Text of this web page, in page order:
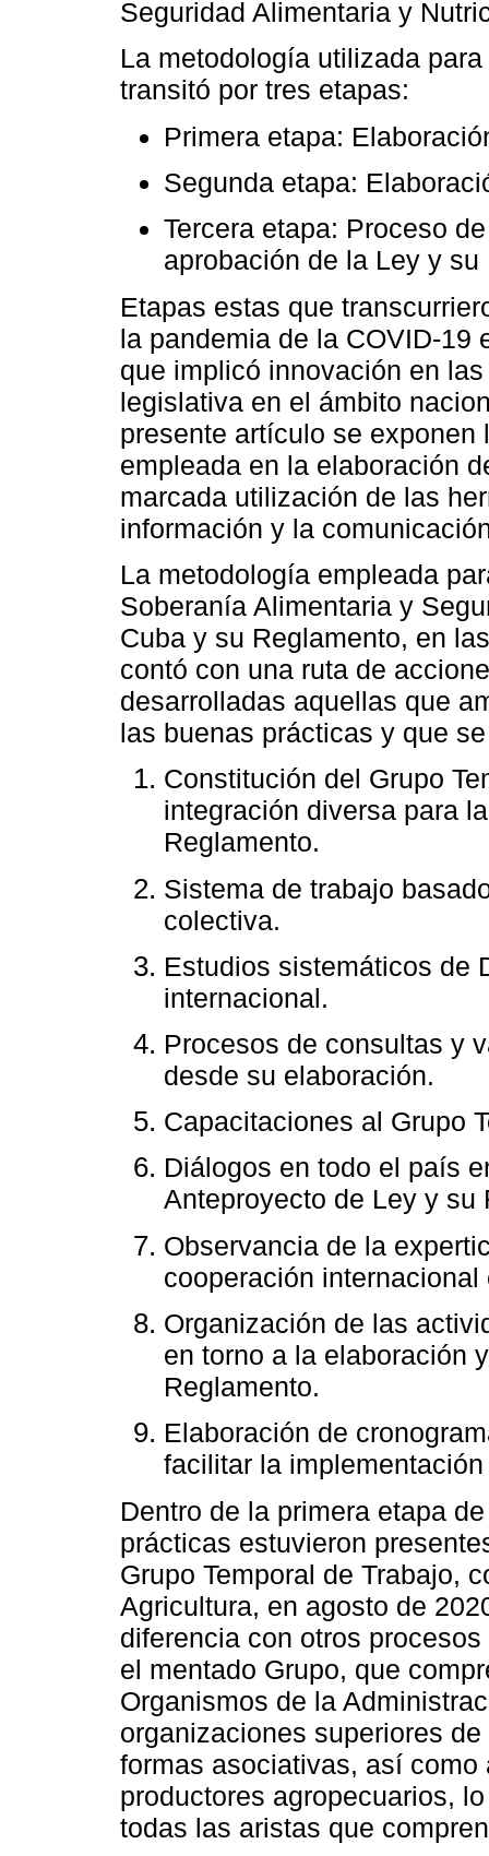
Seguridad Alimentaria y
La metodología utilizada
transitó por tres etapas:
Primera etapa:
Segunda etapa:
Tercera etapa: Proceso
aprobación de la Ley y su
Etapas estas que
la pandemia de la COVID-
que implicó innovación en
legislativa en el ámbito
presente artículo se
empleada en la elaboración
marcada utilización de las
información y la
La metodología empleada
Soberanía Alimentaria y
Cuba y su Reglamento, en
contó con una ruta de
desarrolladas aquellas que
las buenas prácticas y que
Constitución del Grupo
integración diversa para
Reglamento.
Sistema de trabajo
colectiva.
Estudios sistemáticos de
internacional.
Procesos de consultas y
desde su elaboración.
Capacitaciones al Grupo
Diálogos en todo el país
Anteproyecto de Ley y su
Observancia de la
cooperación
Organización de las
en torno a la elaboración
Reglamento.
Elaboración de
facilitar la
Dentro de la primera etapa
prácticas estuvieron
Grupo Temporal de Trabajo,
Agricultura, en agosto de
diferencia con otros
el mentado Grupo, que
Organismos de la
organizaciones superiores
formas asociativas, así
productores agropecuarios,
todas las aristas que